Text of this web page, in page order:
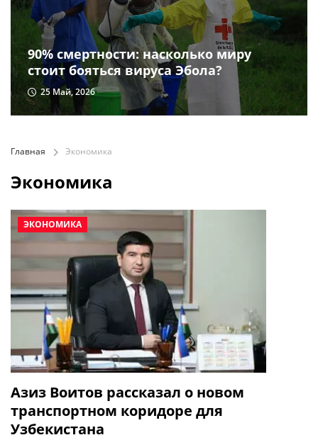
90% смертности: насколько миру
стоит бояться вируса Эбола?
25 Май, 2026
Главная Экономика
Экономика
ЭКОНОМИКА
Азиз Воитов рассказал о новом
транспортном коридоре для
Узбекистана